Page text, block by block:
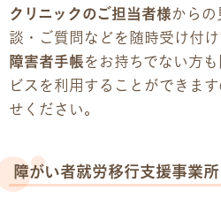
クリニックのご担当者様からの
談・ご質問などを随時受け付け
障害者手帳をお持ちでない方
ビスを利用することができま
せください。
障がい者就労移行支援事業